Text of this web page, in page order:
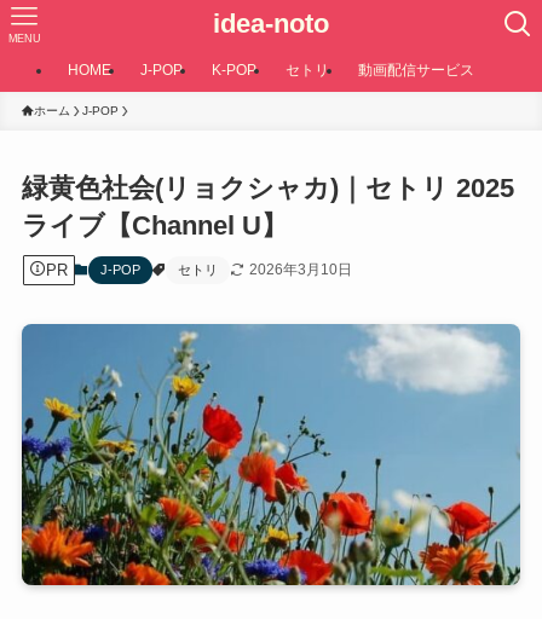
idea-noto
MENU
HOME J-POP K-POP セトリ 動画配信サービス
ホーム J-POP
緑黄色社会(リョクシャカ)｜セトリ 2025
ライブ【Channel U】
PR J-POP セトリ 2026年3月10日